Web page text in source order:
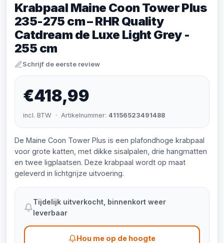
Krabpaal Maine Coon Tower Plus
235-275 cm – RHR Quality
Catdream de Luxe Light Grey -
255 cm
Schrijf de eerste review
€418,99
incl. BTW · Artikelnummer: 41156523491488
De Maine Coon Tower Plus is een plafondhoge krabpaal
voor grote katten, met dikke sisalpalen, drie hangmatten
en twee ligplaatsen. Deze krabpaal wordt op maat
geleverd in lichtgrijze uitvoering.
Tijdelijk uitverkocht, binnenkort weer
leverbaar
Hou me op de hoogte